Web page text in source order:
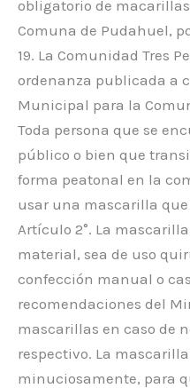
obligatorio de
Comuna de Pudahuel,
19. La Comunidad Tres
ordenanza publicada a
Municipal para la
Toda persona que se
público o bien que
forma peatonal en la
usar una mascarilla
Artículo 2°. La
material, sea de uso
confección manual o
recomendaciones del
mascarillas en caso de
respectivo. La
minuciosamente, para